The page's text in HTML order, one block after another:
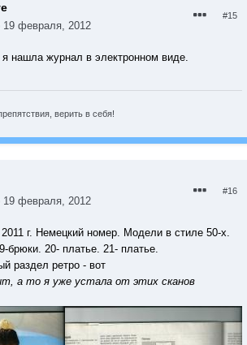
19 февраля, 2012
#15
нашла журнал в электронном виде.
верить в себя!
19 февраля, 2012
#16
г. Немецкий номер. Модели в стиле 50-х.
брюки. 20- платье. 21- платье.
раздел ретро - вот
а то я уже устала от этих сканов